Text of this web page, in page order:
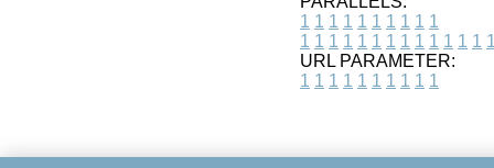
1 1 1 1 1 1 1 1 1 1
1 1 1 1 1 1 1 1 1 1 1 1 1 1
URL PARAMETER:
1 1 1 1 1 1 1 1 1 1